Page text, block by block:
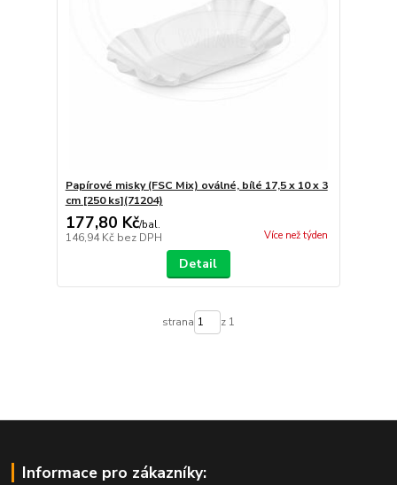
Papírové misky (FSC Mix) oválné, bílé 17,5 x 10 x 3
cm [250 ks](71204)
177,80 Kč/bal.
146,94 Kč bez DPH Více než týden
Detail
strana z 1
Informace pro zákazníky: